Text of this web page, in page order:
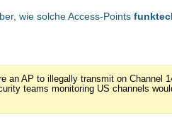
wie solche Access-Points
an AP to illegally transmit on Channel
teams monitoring US channels